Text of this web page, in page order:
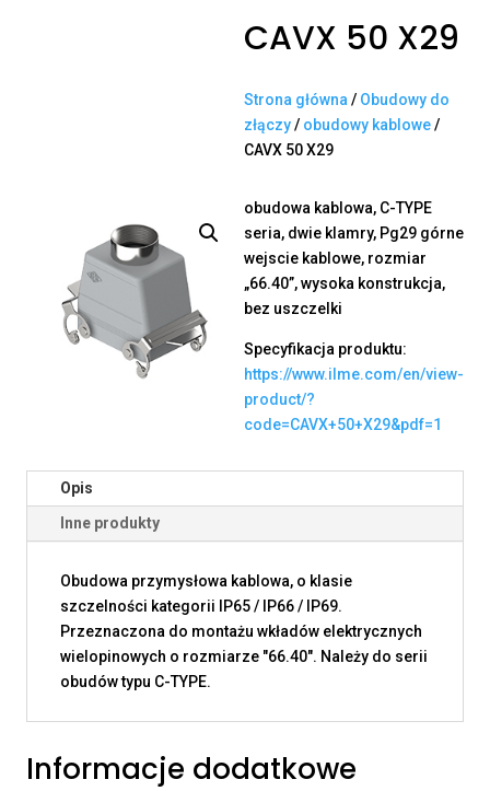
CAVX 50 X29
Strona główna / Obudowy do
złączy/ obudowy kablowe/
CAVX 50 X29
obudowa kablowa, C-TYPE
seria, dwie klamry, Pg29 górne
wejscie kablowe, rozmiar
„66.40”, wysoka konstrukcja,
bez uszczelki
Specyfikacja produktu:
https://www.ilme.com/en/view-
product/?
code=CAVX+50+X29&pdf=1
Opis
Inne produkty
Obudowa przymysłowa kablowa, o klasie
szczelności kategorii IP65 / IP66 / IP69.
Przeznaczona do montażu wkładów elektrycznych
wielopinowych o rozmiarze "66.40". Należy do serii
obudów typu C-TYPE.
Informacje dodatkowe